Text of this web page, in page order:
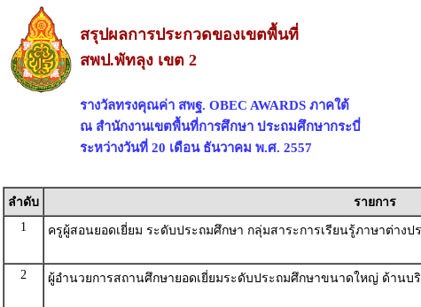
สรุปผลการประกวดของเขตพื้นที่
สพป.พัทลุง เขต 2
รางวัลทรงคุณค่า สพฐ. OBEC AWARDS ภาคใต้
ณ สำนักงานเขตพื้นที่การศึกษา ประถมศึกษากระบี่
ระหว่างวันที่ 20 เดือน ธันวาคม พ.ศ. 2557
ลำดับ รายการ
1
ครูผู้สอนยอดเยี่ยม ระดับประถมศึกษา กลุ่มสาระการเรียนรู้ภาษาต่างป
2 ผู้อำนวยการสถานศึกษายอดเยี่ยมระดับประถมศึกษาขนาดใหญ่ ด้านบ